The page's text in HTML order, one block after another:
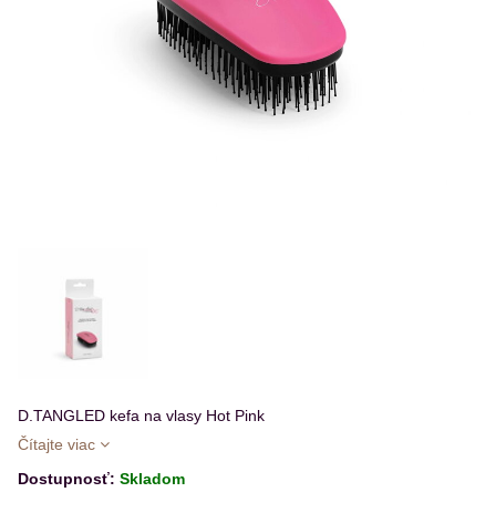
D.TANGLED kefa na vlasy Hot Pink
Čítajte viac
Dostupnosť: Skladom